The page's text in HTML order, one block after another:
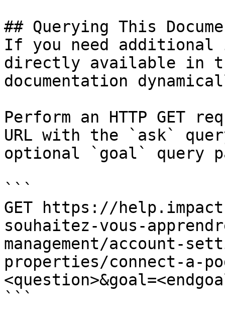
## Querying This
If you need
directly available in
documentation
Perform an HTTP GET
URL with the `ask`
optional `goal` query
```
GET https://
souhaitez-vous-
management/account-
properties/connect-a-
```